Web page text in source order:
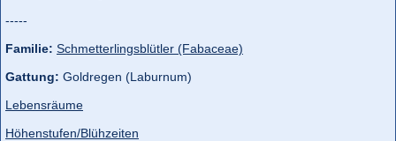
-----
Familie: Schmetterlingsblütler (Fabaceae)
Gattung: Goldregen (Laburnum)
Lebensräume
Höhenstufen/Blühzeiten